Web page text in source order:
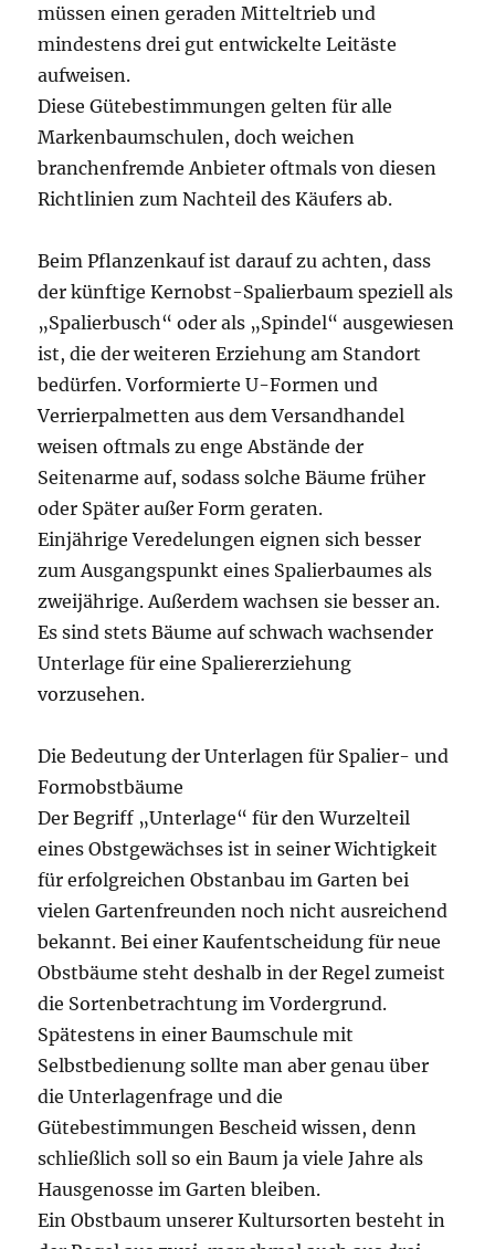
müssen einen geraden Mitteltrieb und
mindestens drei gut entwickelte Leitäste
aufweisen.
Diese Gütebestimmungen gelten für alle
Markenbaumschulen, doch weichen
branchenfremde Anbieter oftmals von diesen
Richtlinien zum Nachteil des Käufers ab.
Beim Pflanzenkauf ist darauf zu achten, dass
der künftige Kernobst-Spalierbaum speziell als
„Spalierbusch“ oder als „Spindel“ ausgewiesen
ist, die der weiteren Erziehung am Standort
bedürfen. Vorformierte U-Formen und
Verrierpalmetten aus dem Versandhandel
weisen oftmals zu enge Abstände der
Seitenarme auf, sodass solche Bäume früher
oder Später außer Form geraten.
Einjährige Veredelungen eignen sich besser
zum Ausgangspunkt eines Spalierbaumes als
zweijährige. Außerdem wachsen sie besser an.
Es sind stets Bäume auf schwach wachsender
Unterlage für eine Spaliererziehung
vorzusehen.
Die Bedeutung der Unterlagen für Spalier- und
Formobstbäume
Der Begriff „Unterlage“ für den Wurzelteil
eines Obstgewächses ist in seiner Wichtigkeit
für erfolgreichen Obstanbau im Garten bei
vielen Gartenfreunden noch nicht ausreichend
bekannt. Bei einer Kaufentscheidung für neue
Obstbäume steht deshalb in der Regel zumeist
die Sortenbetrachtung im Vordergrund.
Spätestens in einer Baumschule mit
Selbstbedienung sollte man aber genau über
die Unterlagenfrage und die
Gütebestimmungen Bescheid wissen, denn
schließlich soll so ein Baum ja viele Jahre als
Hausgenosse im Garten bleiben.
Ein Obstbaum unserer Kultursorten besteht in